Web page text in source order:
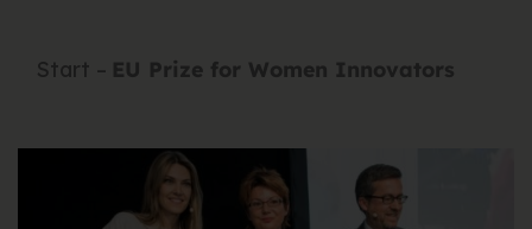
Start EU Prize for Women Innovators